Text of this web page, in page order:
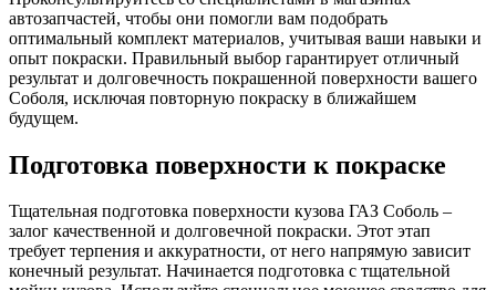
автозапчастей, чтобы они помогли вам подобрать
оптимальный комплект материалов, учитывая ваши навыки и
опыт покраски. Правильный выбор гарантирует отличный
результат и долговечность покрашенной поверхности вашего
Соболя, исключая повторную покраску в ближайшем
будущем.
Подготовка поверхности к покраске
Тщательная подготовка поверхности кузова ГАЗ Соболь –
залог качественной и долговечной покраски. Этот этап
требует терпения и аккуратности, от него напрямую зависит
конечный результат. Начинается подготовка с тщательной